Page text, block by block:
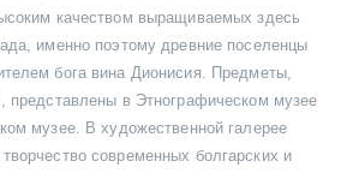
качеством выращиваемых здесь
именно поэтому древние поселенцы
бога вина Дионисия. Предметы,
представлены в Этнографическом музее
музее. В художественной галерее
современных болгарских и